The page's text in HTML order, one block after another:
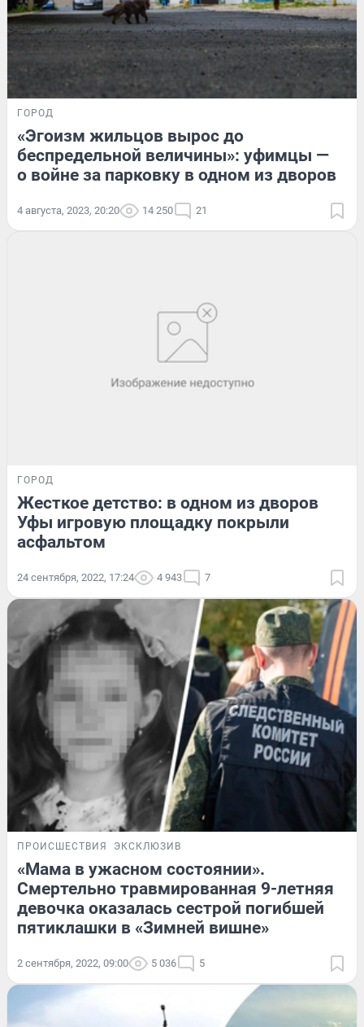
ГОРОД
«Эгоизм жильцов вырос до
беспредельной величины»: уфимцы —
о войне за парковку в одном из дворов
4 августа, 2023, 20:20 14 250 21
ГОРОД
Жесткое детство: в одном из дворов
Уфы игровую площадку покрыли
асфальтом
24 сентября, 2022, 17:24 4 943 7
ПРОИСШЕСТВИЯ ЭКСКЛЮЗИВ
«Мама в ужасном состоянии».
Смертельно травмированная 9-летняя
девочка оказалась сестрой погибшей
пятиклашки в «Зимней вишне»
2 сентября, 2022, 09:00 5 036 5